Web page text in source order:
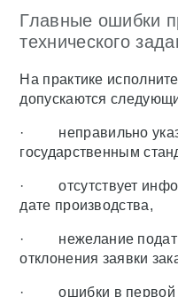
Главные ошибки
технического
На практике
допускаются
· неправильно
государственным
· отсутствует
дате производства,
· нежелание
отклонения заявки
· ошибки в первой